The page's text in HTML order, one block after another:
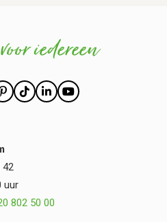
iedereen
42
uur
802 50 00